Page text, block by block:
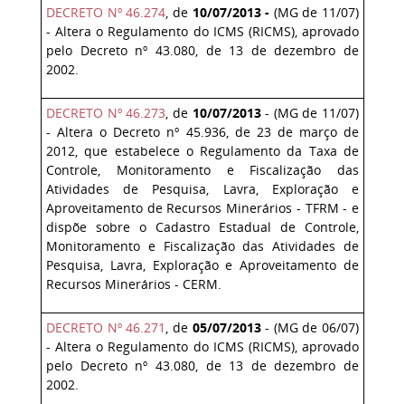
DECRETO Nº 46.274, de 10/07/2013 - (MG de 11/07)
- Altera o Regulamento do ICMS (RICMS), aprovado
pelo Decreto nº 43.080, de 13 de dezembro de
2002.
DECRETO Nº 46.273, de 10/07/2013- (MG de 11/07)
- Altera o Decreto nº 45.936, de 23 de março de
2012, que estabelece o Regulamento da Taxa de
Controle, Monitoramento e Fiscalização das
Atividades de Pesquisa, Lavra, Exploração e
Aproveitamento de Recursos Minerários - TFRM - e
dispõe sobre o Cadastro Estadual de Controle,
Monitoramento e Fiscalização das Atividades de
Pesquisa, Lavra, Exploração e Aproveitamento de
Recursos Minerários - CERM.
DECRETO Nº 46.271 , de 05/07/2013- (MG de 06/07)
- Altera o Regulamento do ICMS (RICMS), aprovado
pelo Decreto nº 43.080, de 13 de dezembro de
2002.